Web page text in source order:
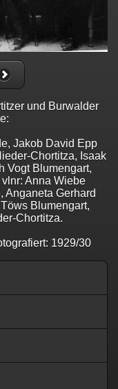
und Burwalder
Jakob David Epp
Chortitza, Isaak
Vogt Blumengart,
Anna Wiebe
Anganeta Gerhard
Blumengart,
Chortitza.
1929/30